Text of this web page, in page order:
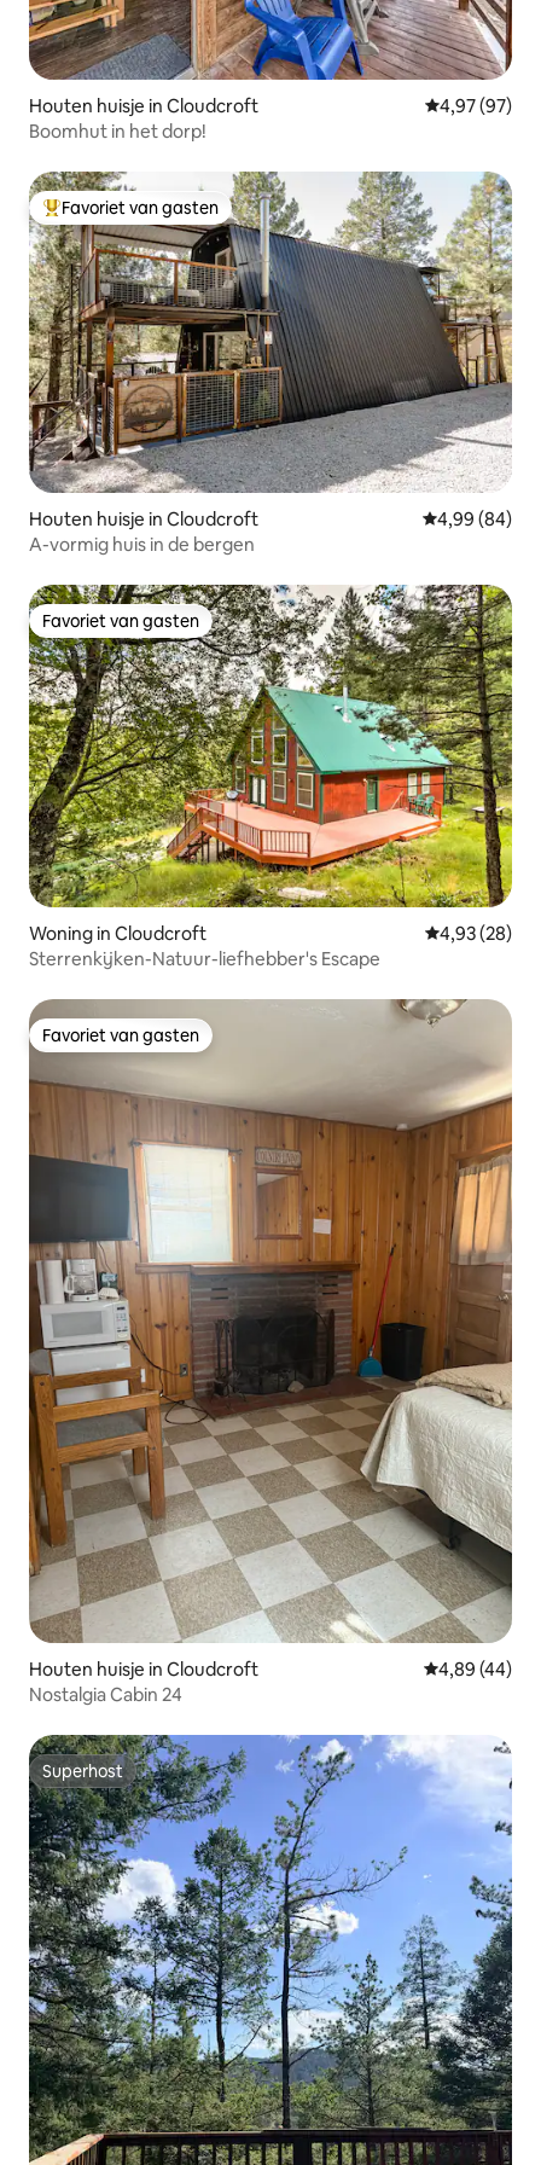
Houten huisje in Cloudcroft Gemiddelde
4,97 (97)
Boomhut in het dorp!
Topfavoriet van gasten
Favoriet van gasten
Houten huisje in Cloudcroft Gemiddelde
4,99 (84)
A-vormig huis in de bergen
Favoriet van gasten
Favoriet van gasten
Woning in Cloudcroft Gemiddelde
4,93 (28)
Sterrenkijken-Natuur-liefhebber's Escape
Favoriet van gasten
Favoriet van gasten
Houten huisje in Cloudcroft Gemiddelde
4,89 (44)
Nostalgia Cabin 24
Superhost
Superhost